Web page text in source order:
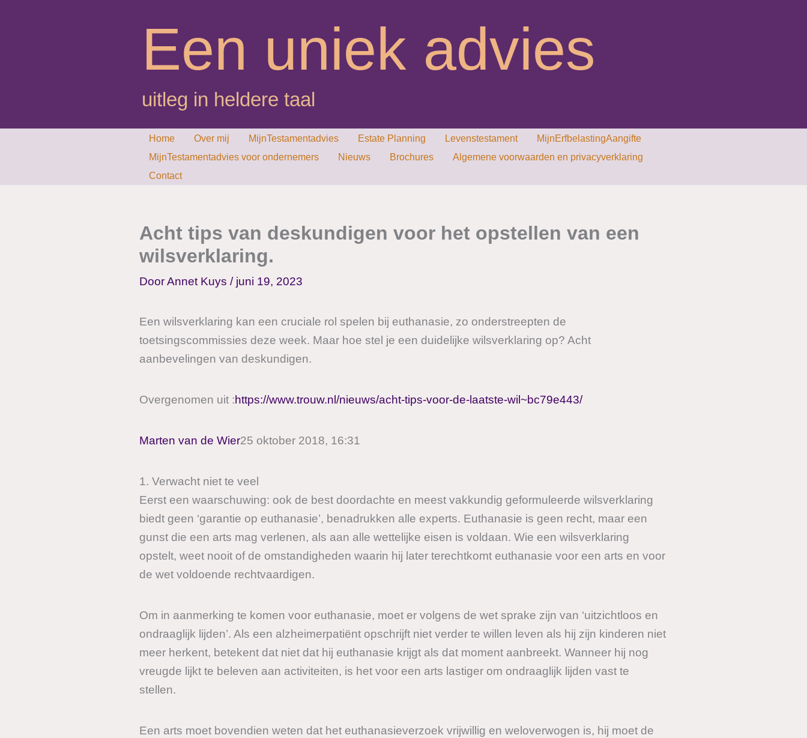
Een uniek advies
uitleg in heldere taal
Home Over mij MijnTestamentadvies Estate Planning Levenstestament
MijnErfbelastingAangifte
MijnTestamentadvies voor ondernemers
Nieuws Brochures
Algemene voorwaarden en privacyverklaring
Contact
Acht tips van deskundigen voor het opstellen van een
wilsverklaring.
DoorAnnet Kuys / juni 19, 2023
Een wilsverklaring kan een cruciale rol spelen bij euthanasie, zo onderstreepten de
toetsingscommissies deze week. Maar hoe stel je een duidelijke wilsverklaring op? Acht
aanbevelingen van deskundigen.
Overgenomen uit :https://www.trouw.nl/nieuws/acht-tips-voor-de-laatste-wil~bc79e443/
Marten van de Wier25 oktober 2018, 16:31
1. Verwacht niet te veel
Eerst een waarschuwing: ook de best doordachte en meest vakkundig geformuleerde wilsverklaring
biedt geen ‘garantie op euthanasie’, benadrukken alle experts. Euthanasie is geen recht, maar een
gunst die een arts mag verlenen, als aan alle wettelijke eisen is voldaan. Wie een wilsverklaring
opstelt, weet nooit of de omstandigheden waarin hij later terechtkomt euthanasie voor een arts en voor
de wet voldoende rechtvaardigen.
Om in aanmerking te komen voor euthanasie, moet er volgens de wet sprake zijn van ‘uitzichtloos en
ondraaglijk lijden’. Als een alzheimerpatiënt opschrijft niet verder te willen leven als hij zijn kinderen niet
meer herkent, betekent dat niet dat hij euthanasie krijgt als dat moment aanbreekt. Wanneer hij nog
vreugde lijkt te beleven aan activiteiten, is het voor een arts lastiger om ondraaglijk lijden vast te
stellen.
Een arts moet bovendien weten dat het euthanasieverzoek vrijwillig en weloverwogen is, hij moet de